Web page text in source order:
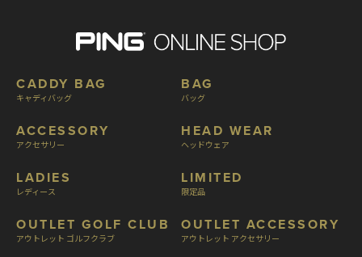
CADDY BAG
キャディバッグ
ACCESSORY
アクセサリー
LADIES
レディース
OUTLET GOLF CLUB
アウトレット ゴルフクラブ
BAG
バッグ
HEAD WEAR
ヘッドウェア
LIMITED
限定品
OUTLET ACCESSORY
アウトレット アクセサリー